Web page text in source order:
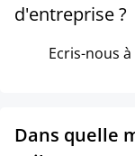
d'entreprise ?
Ecris-nous à
Dans quelle